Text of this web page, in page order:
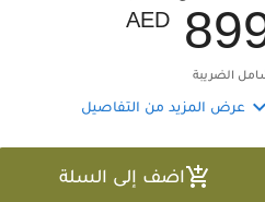
AED 89
الضريبة
 عرض المزيد من التفاصيل
اضف إلى السلة